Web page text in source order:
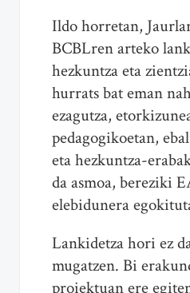
Ildo horretan,
BCBLren arteko
hezkuntza eta
hurrats bat eman
ezagutza,
pedagogikoetan,
eta hezkuntza-
da asmoa, bereziki
elebidunera
Lankidetza hori ez
mugatzen. Bi
proiektuan ere